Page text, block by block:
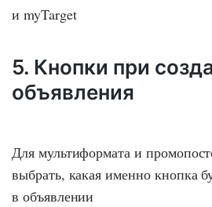
и myTarget
5. Кнопки при
объявления
Для мультиформата и
выбрать, какая именно кнопка
в объявлении